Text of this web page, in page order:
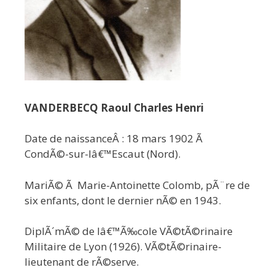
VANDERBECQ Raoul Charles Henri
Date de naissanceÂ : 18 mars 1902 Ã
CondÃ©-sur-lâ€™Escaut (Nord).
MariÃ© Ã Marie-Antoinette Colomb, pÃ¨re de
six enfants, dont le dernier nÃ© en 1943.
DiplÃ´mÃ© de lâ€™Ã‰cole VÃ©tÃ©rinaire
Militaire de Lyon (1926). VÃ©tÃ©rinaire-
lieutenant de rÃ©serve.